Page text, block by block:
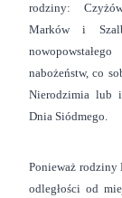
rodziny:
Marków i
nabożeństw, co
Nierodzimia lub
Dnia Siódmego.
Ponieważ rodziny
odległości od